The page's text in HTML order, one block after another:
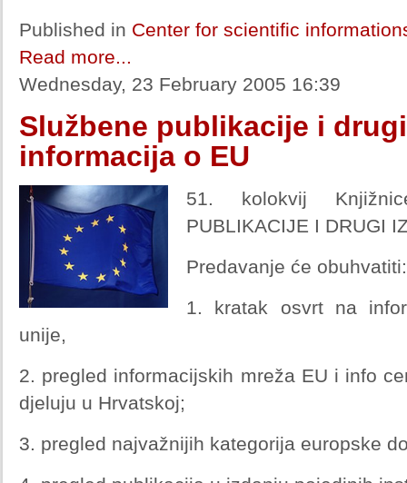
Published in Center for scientific
Read more...
Wednesday, 23 February 2005 16:39
Službene publikacije i
informacija o EU
51. kolokvij
PUBLIKACIJE I DRUGI
Predavanje će obuhvatiti:
1. kratak osvrt na
unije,
2. pregled informacijskih mreža EU i info
djeluju u Hrvatskoj;
3. pregled najvažnijih kategorija europske